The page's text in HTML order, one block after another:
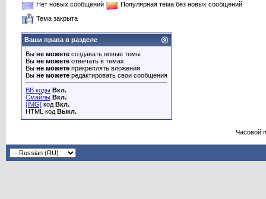
Нет новых сообщений
Популярная тема без новых сообщений
Тема закрыта
Ваши права в разделе
Вы не можете создавать новые темы
Вы не можете отвечать в темах
Вы не можете прикреплять вложения
Вы не можете редактировать свои сообщения
BB коды Вкл.
Смайлы Вкл.
[IMG] код Вкл.
HTML код Выкл.
Часовой